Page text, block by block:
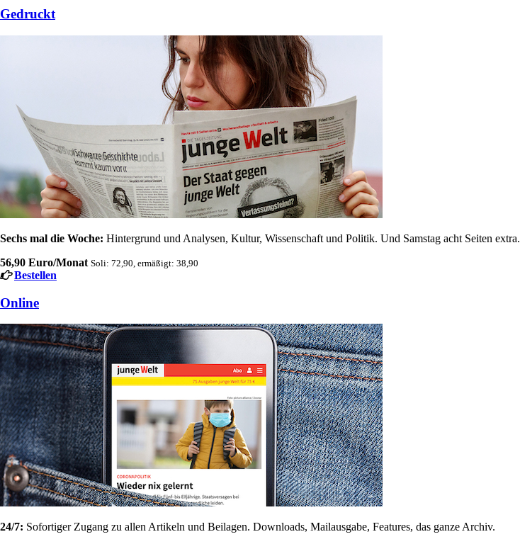
Gedruckt
Sechs mal die Woche: Hintergrund und Analysen, Kultur, Wissenschaft und Politik. Und Samstag acht Seiten extra.
56,90 Euro/Monat Soli: 72,90, ermäßigt: 38,90
Bestellen
Online
24/7: Sofortiger Zugang zu allen Artikeln und Beilagen. Downloads, Mailausgabe, Features, das ganze Archiv.